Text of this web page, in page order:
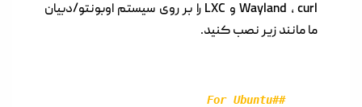
Wayland ، curl و LXC را بر روی سیستم اوبونتو/دبیان
ما مانند زیر نصب کنید.
##For Ubuntu